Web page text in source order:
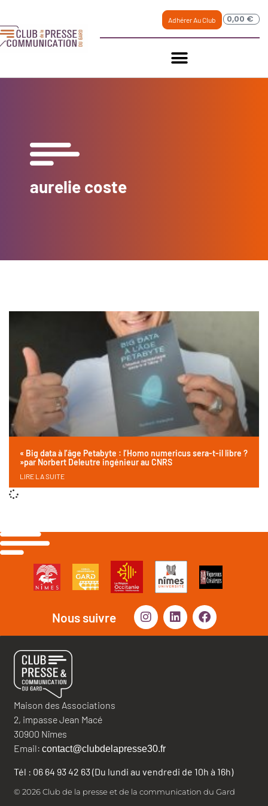
Adhérer Au Club 0,00 €
aurelie coste
« Big data à l’âge Petabyte : l’Homo numericus sera-t-il libre ?
»par Norbert Deleutre ingénieur au CNRS
LIRE LA SUITE
Nous suivre
Maison des Associations
2, impasse Jean Macé
30900 Nîmes
Email: contact@clubdelapresse30.fr
Tél : 06 64 93 42 63 (Du lundi au vendredi de 10h à 16h)
© 2026 Club de la presse et de la communication du Gard